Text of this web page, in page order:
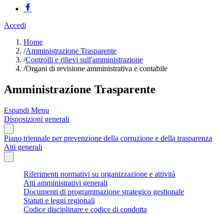
Accedi
Home
/Amministrazione Trasparente
/Controlli e rilievi sull'amministrazione
/Organi di revisione amministrativa e contabile
Amministrazione Trasparente
Espandi Menu
Disposizioni generali
Piano triennale per prevenzione della corruzione e della trasparenza
Atti generali
Riferimenti normativi su organizzazione e attività
Atti amministrativi generali
Documenti di programmazione strategico gestionale
Statuti e leggi regionali
Codice disciplinare e codice di condotta